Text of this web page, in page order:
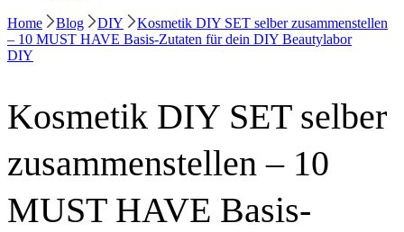
Home Blog DIY
Kosmetik DIY SET selber zusammenstellen
– 10 MUST HAVE Basis-Zutaten für dein DIY Beautylabor
DIY
Kosmetik DIY SET selber
zusammenstellen – 10
MUST HAVE Basis-